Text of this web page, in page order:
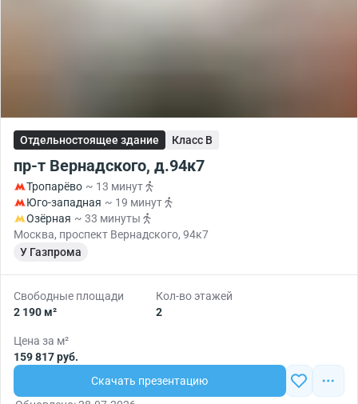
Отдельностоящее здание Класс B
пр-т Вернадского, д.94к7
Тропарёво ~ 13 минут
Юго-западная ~ 19 минут
Озёрная ~ 33 минуты
Москва, проспект Вернадского, 94к7
У Газпрома
Свободные площади
2 190 м²
Кол-во этажей
2
Цена за м²
159 817 руб.
Скачать презентацию